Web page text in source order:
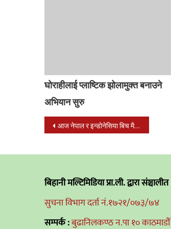
घोराहीलाई प्लाष्टिक झोलामुक्त बनाउने
अभियान सुरु
Post
आज नेपाल र इन्डोनेसिया बिच मैत्रीपूर्ण खेल हुने
बिहानी मल्टिमिडिया प्रा.ली. द्वारा संञ्चालीत
सुचना विभाग दर्ता नं.१७२१/०७३/७४
सम्पर्क :बुढानिलकण्ठ न.पा १० काठमाडौं